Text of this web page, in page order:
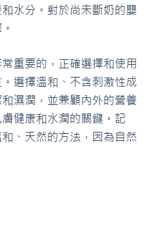
水分。對於尚未斷奶的嬰
重要的，正確選擇和使用
選擇溫和、不含刺激性成
濕潤，並兼顧內外的營養
健康和水潤的關鍵。記
、天然的方法，因為自然